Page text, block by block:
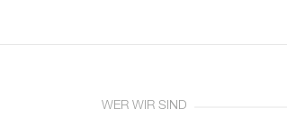
WER WIR SIND